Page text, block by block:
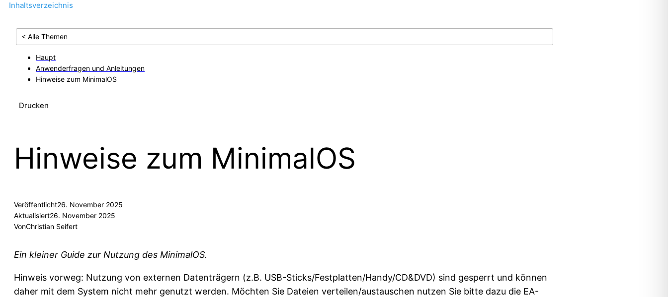
Inhaltsverzeichnis
< Alle Themen
Haupt
Anwenderfragen und Anleitungen
Hinweise zum MinimalOS
Drucken
Hinweise zum MinimalOS
Veröffentlicht26. November 2025
Aktualisiert26. November 2025
VonChristian Seifert
Ein kleiner Guide zur Nutzung des MinimalOS.
Hinweis vorweg: Nutzung von externen Datenträgern (z.B. USB-Sticks/Festplatten/Handy/CD&DVD) sind gesperrt und können
daher mit dem System nicht mehr genutzt werden. Möchten Sie Dateien verteilen/austauschen nutzen Sie bitte dazu die EA-